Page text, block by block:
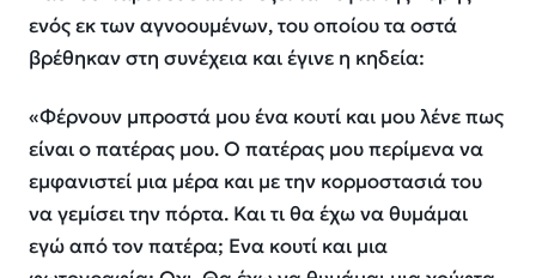
ενός εκ των αγνοουμένων, του οποίου τα οστά
βρέθηκαν στη συνέχεια και έγινε η κηδεία:
«Φέρνουν μπροστά μου ένα κουτί και μου λένε πως
είναι ο πατέρας μου. Ο πατέρας μου περίμενα να
εμφανιστεί μια μέρα και με την κορμοστασιά του
να γεμίσει την πόρτα. Και τι θα έχω να θυμάμαι
εγώ από τον πατέρα; Ενα κουτί και μια